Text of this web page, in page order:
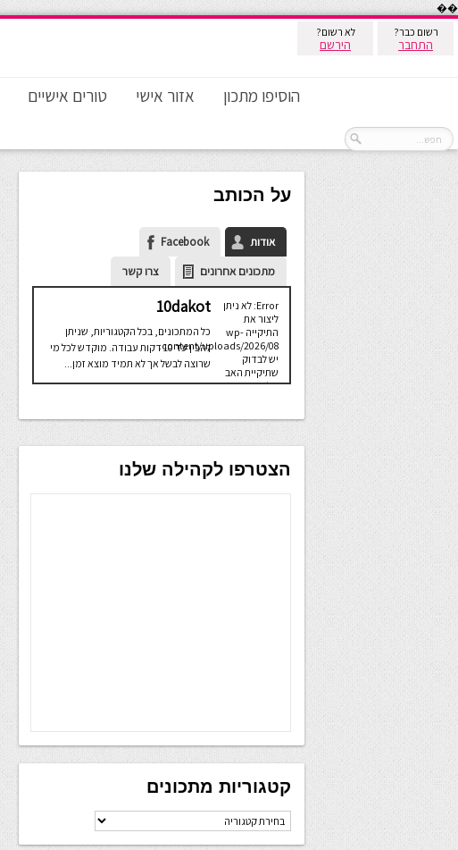
��
רשום כבר?
התחבר
לא רשום?
הירשם
הוסיפו מתכון אזור אישי טורים אישיים
על הכותב
אודות
Facebook
מתכונים אחרונים
צרו קשר
Error: לא ניתן
ליצור את
התיקייה wp-
content/uploads/2026/08.
יש לבדוק
שתיקיית האב
שלה ניתנת
10dakot
כל המתכונים, בכל הקטגוריות, שניתן
להכין עד 10 דקות עבודה. מוקדש לכל מי
שרוצה לבשל אך לא תמיד מוצא זמן...
הצטרפו לקהילה שלנו
קטגוריות מתכונים
קטגוריות
מתכונים